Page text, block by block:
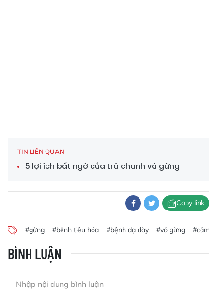
TIN LIÊN QUAN
5 lợi ích bất ngờ của trà chanh và gừng
Copy link
#gừng #bệnh tiêu hóa #bệnh dạ dày #vỏ gừng #cảm
BÌNH LUẬN